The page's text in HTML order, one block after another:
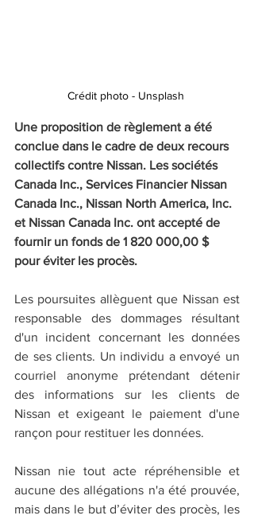
Crédit photo - Unsplash
Une proposition de règlement a été
conclue dans le cadre de deux recours
collectifs contre Nissan. Les sociétés
Canada Inc., Services Financier Nissan
Canada Inc., Nissan North America, Inc.
et Nissan Canada Inc. ont accepté de
fournir un fonds de 1 820 000,00 $
pour éviter les procès.
Les poursuites allèguent que Nissan est
responsable des dommages résultant
d'un incident concernant les données
de ses clients. Un individu a envoyé un
courriel anonyme prétendant détenir
des informations sur les clients de
Nissan et exigeant le paiement d'une
rançon pour restituer les données.
Nissan nie tout acte répréhensible et
aucune des allégations n'a été prouvée,
mais dans le but d’éviter des procès, les